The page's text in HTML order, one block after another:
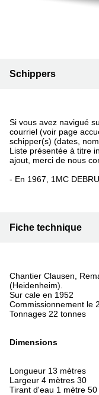
Schippers
Si vous avez navigué
courriel (voir page
schipper(s) (dates,
Liste présentée à titre
ajout, merci de nous
- En 1967, 1MC
Fiche technique
Chantier Clausen,
(Heidenheim).
Sur cale en 1952
Commissionnement le
Tonnages 22 tonnes
Dimensions
Longueur 13 mètres
Largeur 4 mètres 30
Tirant d'eau 1 mètre 50